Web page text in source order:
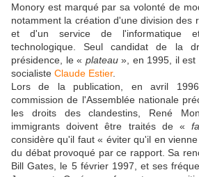
Monory est marqué par sa volonté de
notamment la création d'une division des
et d'un service de l'informatique
technologique. Seul candidat de la
présidence, le « plateau», en 1995, il est
socialiste Claude Estier.
Lors de la publication, en avril
commission de l'Assemblée nationale
les droits des clandestins, René
immigrants doivent être traités de «
considère qu'il faut « éviter qu'il en
du débat provoqué par ce rapport. Sa
Bill Gates, le 5 février 1997, et ses